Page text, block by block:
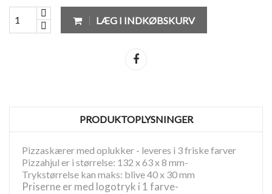
LÆG I INDKØBSKURV
PRODUKTOPLYSNINGER
Pizzaskærer med oplukker - leveres i 3 friske farver
Pizzahjul er i størrelse: 132 x 63 x 8 mm-
Trykstørrelse kan maks: blive 40 x 30 mm
Priserne er med logotryk i 1 farve-